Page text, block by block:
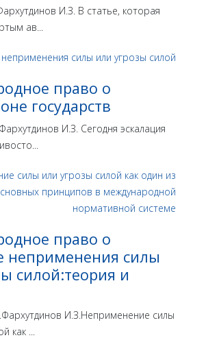
И.З. В статье, которая
ав...
право о
государств
И.З. Сегодня эскалация
право о
неприменения силы
силой:теория и
И.З.Неприменение силы
как ...